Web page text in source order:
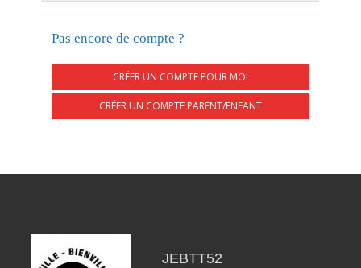
Pas encore de compte ?
CRÉER UN COMPTE POUR MOI
CRÉER UN COMPTE PARENT/ENFANT
JEBTT52